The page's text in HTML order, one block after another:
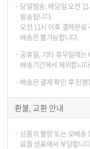
당일발송: 해당일 오전
발송됩니다.
오전 11시 이후 결제완
배송은 불가능합니다.
공휴일, 기타 휴무일에는
배송기간에서 제외합니다.
배송은 결제 확인 후 진행
환불, 교환 안내
상품의 불량 또는 오배송
료를 샘표에서 부담합니